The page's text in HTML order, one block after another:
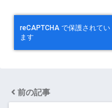
前の記事